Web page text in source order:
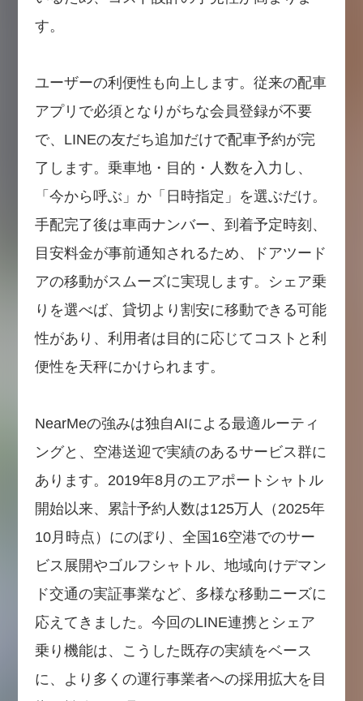
す。
ユーザーの利便性も向上します。従来の配車
アプリで必須となりがちな会員登録が不要
で、LINEの友だち追加だけで配車予約が完
了します。乗車地・目的・人数を入力し、
「今から呼ぶ」か「日時指定」を選ぶだけ。
手配完了後は車両ナンバー、到着予定時刻、
目安料金が事前通知されるため、ドアツード
アの移動がスムーズに実現します。シェア乗
りを選べば、貸切より割安に移動できる可能
性があり、利用者は目的に応じてコストと利
便性を天秤にかけられます。
NearMeの強みは独自AIによる最適ルーティ
ングと、空港送迎で実績のあるサービス群に
あります。2019年8月のエアポートシャトル
開始以来、累計予約人数は125万人（2025年
10月時点）にのぼり、全国16空港でのサー
ビス展開やゴルフシャトル、地域向けデマン
ド交通の実証事業など、多様な移動ニーズに
応えてきました。今回のLINE連携とシェア
乗り機能は、こうした既存の実績をベース
に、より多くの運行事業者への採用拡大を目